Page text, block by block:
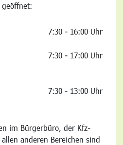
7:30 - 16:00 Uhr
7:30 - 17:00 Uhr
7:30 - 13:00 Uhr
im Bürgerbüro, der Kfz-
anderen Bereichen sind